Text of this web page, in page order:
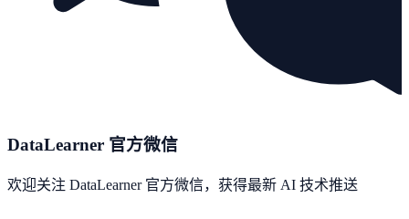
DataLearner 官方微信
欢迎关注 DataLearner 官方微信，获得最新 AI 技术推送